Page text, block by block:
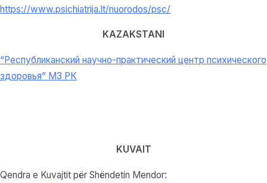
https://www.psichiatrija.lt/nuorodos/psc/
KAZAKSTANI
“Республиканский научно-практический центр психического
здоровья” МЗ РК
KUVAIT
Qendra e Kuvajtit për Shëndetin Mendor: